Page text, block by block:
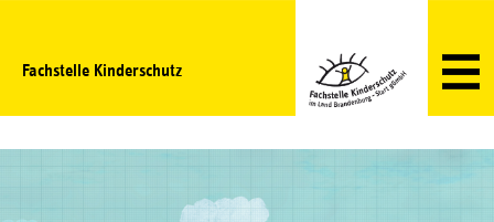
Fachstelle Kinderschutz